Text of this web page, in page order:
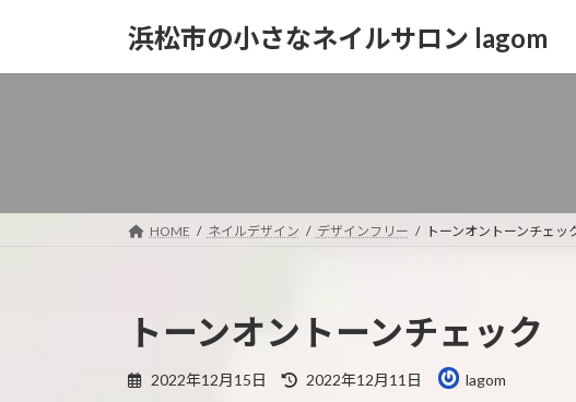
浜松市の小さなネイルサロン lagom
HOME ネイルデザイン デザインフリー トーンオントーンチェッ
トーンオントーンチェック
2022年12月15日
最
2022年12月11日 lagom